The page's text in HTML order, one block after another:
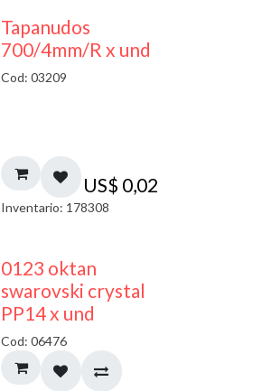
Tapanudos
700/4mm/R x und
Cod: 03209
US$ 0,02
Inventario: 178308
0123 oktan
swarovski crystal
PP14 x und
Cod: 06476